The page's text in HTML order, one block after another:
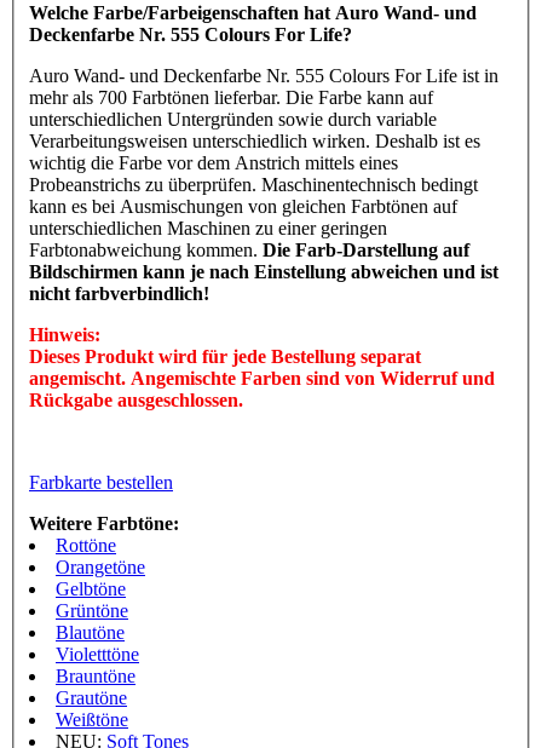
Welche Farbe/Farbeigenschaften hat Auro Wand- und
Deckenfarbe Nr. 555 Colours For Life?
Auro Wand- und Deckenfarbe Nr. 555 Colours For Life ist in
mehr als 700 Farbtönen lieferbar. Die Farbe kann auf
unterschiedlichen Untergründen sowie durch variable
Verarbeitungsweisen unterschiedlich wirken. Deshalb ist es
wichtig die Farbe vor dem Anstrich mittels eines
Probeanstrichs zu überprüfen. Maschinentechnisch bedingt
kann es bei Ausmischungen von gleichen Farbtönen auf
unterschiedlichen Maschinen zu einer geringen
Farbtonabweichung kommen. Die Farb-Darstellung auf
Bildschirmen kann je nach Einstellung abweichen und ist
nicht farbverbindlich!
Hinweis:
Dieses Produkt wird für jede Bestellung separat
angemischt. Angemischte Farben sind von Widerruf und
Rückgabe ausgeschlossen.
Farbkarte bestellen
Weitere Farbtöne:
Rottöne
Orangetöne
Gelbtöne
Grüntöne
Blautöne
Violetttöne
Brauntöne
Grautöne
Weißtöne
NEU: Soft Tones